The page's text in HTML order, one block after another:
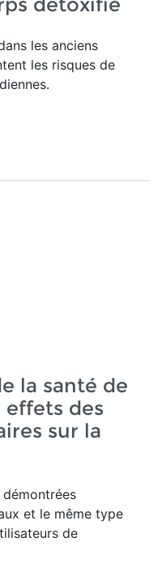
les anciens
les risques de
la santé de
effets des
sur la
et le même type
de